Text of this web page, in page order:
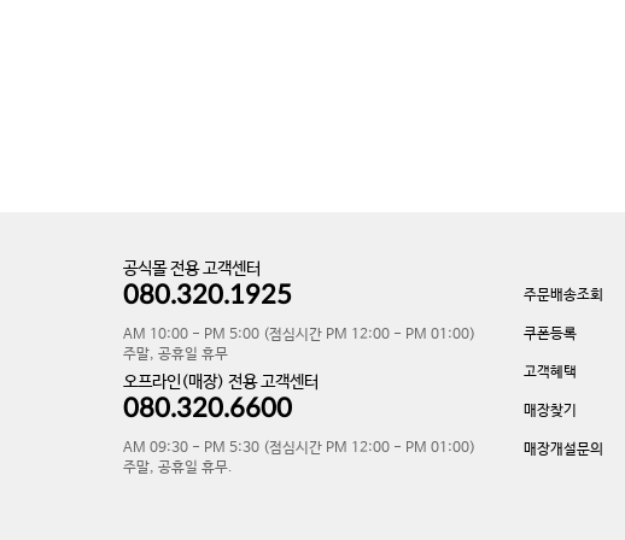
공식몰 전용 고객센터
080.320.1925
AM 10:00 - PM 5:00 (점심시간 PM 12:00 - PM 01:00)
주말, 공휴일 휴무
오프라인(매장) 전용 고객센터
080.320.6600
AM 09:30 - PM 5:30 (점심시간 PM 12:00 - PM 01:00)
주말, 공휴일 휴무.
주문배송조회
쿠폰등록
고객혜택
매장찾기
매장개설문의